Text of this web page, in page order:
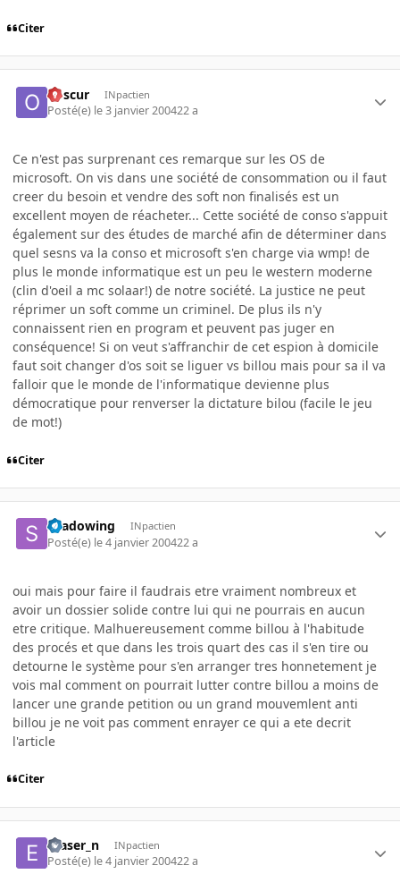
Citer
obscur INpactien
Posté(e) le 3 janvier 200422 a
Ce n'est pas surprenant ces remarque sur les OS de
microsoft. On vis dans une société de consommation ou il faut
creer du besoin et vendre des soft non finalisés est un
excellent moyen de réacheter... Cette société de conso s'appuit
également sur des études de marché afin de déterminer dans
quel sesns va la conso et microsoft s'en charge via wmp! de
plus le monde informatique est un peu le western moderne
(clin d'oeil a mc solaar!) de notre société. La justice ne peut
réprimer un soft comme un criminel. De plus ils n'y
connaissent rien en program et peuvent pas juger en
conséquence! Si on veut s'affranchir de cet espion à domicile
faut soit changer d'os soit se liguer vs billou mais pour sa il va
falloir que le monde de l'informatique devienne plus
démocratique pour renverser la dictature bilou (facile le jeu
de mot!)
Citer
shadowing INpactien
Posté(e) le 4 janvier 200422 a
oui mais pour faire il faudrais etre vraiment nombreux et
avoir un dossier solide contre lui qui ne pourrais en aucun
etre critique. Malhuereusement comme billou à l'habitude
des procés et que dans les trois quart des cas il s'en tire ou
detourne le système pour s'en arranger tres honnetement je
vois mal comment on pourrait lutter contre billou a moins de
lancer une grande petition ou un grand mouvemlent anti
billou je ne voit pas comment enrayer ce qui a ete decrit
l'article
Citer
eraser_n INpactien
Posté(e) le 4 janvier 200422 a